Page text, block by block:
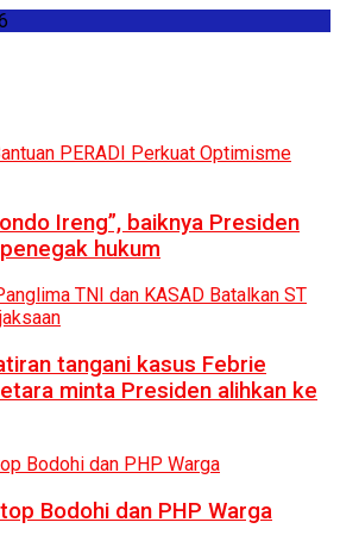
Ireng”, baiknya Presiden
hukum
tangani kasus Febrie
minta Presiden alihkan ke
Bodohi dan PHP Warga